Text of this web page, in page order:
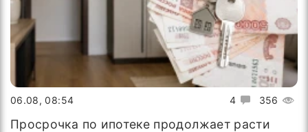
4 356
06.08, 08:54
Просрочка по ипотеке продолжает расти